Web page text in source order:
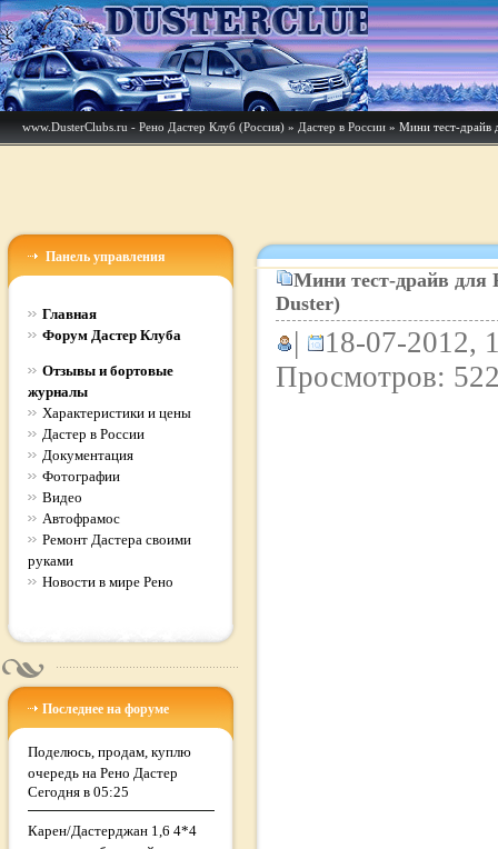
www.DusterClubs.ru - Рено Дастер Клуб (Россия) » Дастер в России » Мини тест-драйв
Панель управления
Главная
Форум Дастер Клуба
Отзывы и бортовые
журналы
Характеристики и цены
Дастер в России
Документация
Фотографии
Видео
Автофрамос
Ремонт Дастера своими
руками
Новости в мире Рено
Последнее на форуме
Поделюсь, продам, куплю
очередь на Рено Дастер
Сегодня в 05:25
Карен/Дастерджан 1,6 4*4
Мини тест-драйв для
Duster)
|
18-07-2012,
Просмотров: